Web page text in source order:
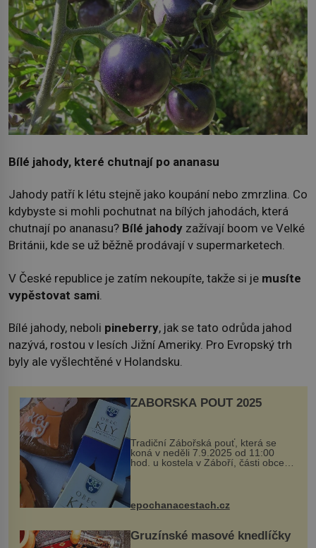
Bílé jahody, které chutnají po ananasu
Jahody patří k létu stejně jako koupání nebo zmrzlina. Co
kdybyste si mohli pochutnat na bílých jahodách, která
chutnají po ananasu? Bílé jahody zažívají boom ve Velké
Británii, kde se už běžně prodávají v supermarketech.
V České republice je zatím nekoupíte, takže si je musíte
vypěstovat sami
Bílé jahody, neboli pineberry, jak se tato odrůda jahod
nazývá, rostou v lesích Jižní Ameriky. Pro Evropský trh
byly ale vyšlechtěné v Holandsku.
ZÁBOŘSKÁ POUŤ 2025
Tradiční Zábořská pouť, která se
koná v neděli 7.9.2025 od 11:00
hod. u kostela v Záboří, části obce
Kly u Mělníka. V programu naleznete
komentovanou prohlídku kostela,
epochanacestach.cz
Gruzínské masové knedlíčky